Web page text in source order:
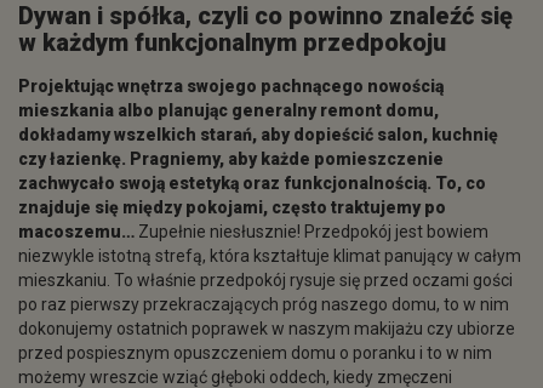
Dywan i spółka, czyli co powinno znaleźć się
w każdym funkcjonalnym przedpokoju
Projektując wnętrza swojego pachnącego nowością
mieszkania albo planując generalny remont domu,
dokładamy wszelkich starań, aby dopieścić salon, kuchnię
czy łazienkę. Pragniemy, aby każde pomieszczenie
zachwycało swoją estetyką oraz funkcjonalnością. To, co
znajduje się między pokojami, często traktujemy po
macoszemu… Zupełnie niesłusznie! Przedpokój jest bowiem
niezwykle istotną strefą, która kształtuje klimat panujący w całym
mieszkaniu. To właśnie przedpokój rysuje się przed oczami gości
po raz pierwszy przekraczających próg naszego domu, to w nim
dokonujemy ostatnich poprawek w naszym makijażu czy ubiorze
przed pospiesznym opuszczeniem domu o poranku i to w nim
możemy wreszcie wziąć głęboki oddech, kiedy zmęczeni